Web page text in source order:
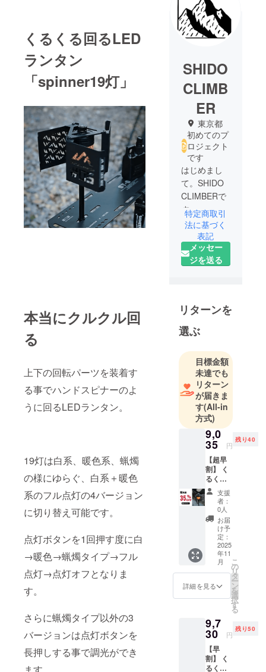
くるくる回るLED
ランタン
「spinner19灯」
本当にクルクル回
る
上下の回転パーツを装着す
る事でハンドスピナーのよ
うに回るLEDランタン。
19灯は白系、暖色系、蝋燭
の様にゆらぐ、白系＋暖色
系のフル点灯の4バージョン
に切り替え可能です。
点灯ボタンを1回押す度に白
→暖色→蝋燭タイプ→フル
点灯→点灯オフとなりま
す。
さらに蝋燭タイプ以外の3
バージョンは点灯ボタンを
長押しする事で調光ができ
ます。
SHIDO
CLIMB
ER
東京都
初めてのプ
ロジェクト
です
はじめまし
て。SHIDO
CLIMBERで
す。
私たちのプ
ロジェクト
では、これ
アイテムを
国内、海外
から探し出
して皆様に
プレゼンさ
せて頂きま
す。
これから一
生懸命頑
張ってまい
りますので
応援の程よ
ろしくお願
いいたしま
す。
特定商取引
法に基づく
表記
メッセー
ジを送る
リターンを
選ぶ
目標金額
未達でも
リターン
が届きま
す(All-in
方式)
9,0
35 円
残り40
【超早
割】 く
るくる
回る
LEDラ
ンタン
「spinn
er19
灯」回
シェー
ドフル
セット
×1 一般
販売予
円 →
9035円
（税・
送料
込） ※
ご注文
支援
者：
0人
お届
け予
定：
2025
年11
月
詳細を見る
こ
の
リ
タ
ー
ン
を
選
択
す
る
9,7
30 円
残り50
【早
割】 く
るくる